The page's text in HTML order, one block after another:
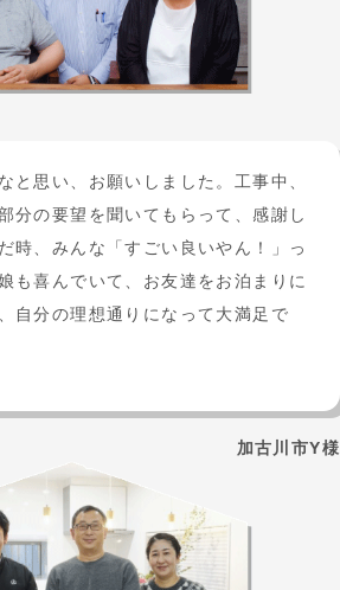
と思い、お願いしました。工事中、
分の要望を聞いてもらって、感謝し
時、みんな「すごい良いやん！」っ
も喜んでいて、お友達をお泊まりに
自分の理想通りになって大満足で
加古川市Y様